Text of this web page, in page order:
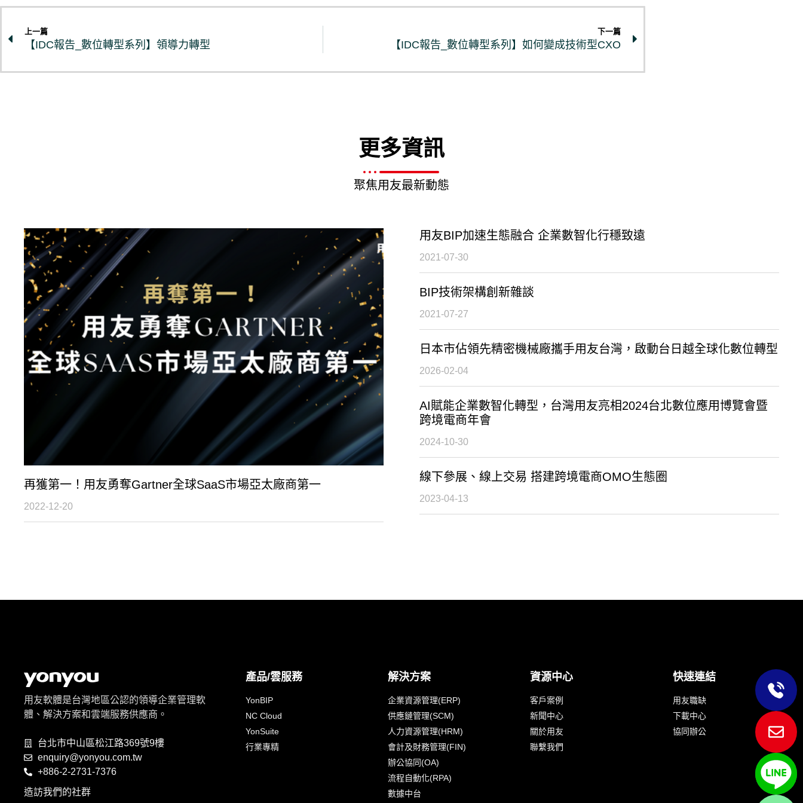
上一篇
【IDC報告_數位轉型系列】領導力轉型
下一篇
【IDC報告_數位轉型系列】如何變成技術型CXO
更多資訊
聚焦用友最新動態
再獲第一！用友勇奪Gartner全球SaaS市場亞太廠商第一
2022-12-20
用友BIP加速生態融合 企業數智化行穩致遠
2021-07-30
BIP技術架構創新雜談
2021-07-27
日本市佔領先精密機械廠攜手用友台灣，啟動台日越全球化數位轉型
2026-02-04
AI賦能企業數智化轉型，台灣用友亮相2024台北數位應用博覽會暨
跨境電商年會
2024-10-30
線下參展、線上交易 搭建跨境電商OMO生態圈
2023-04-13
用友軟體是台灣地區公認的領導企業管理軟
體、解決方案和雲端服務供應商。
台北市中山區松江路369號9樓
enquiry@yonyou.com.tw
+886-2-2731-7376
造訪我們的社群
產品/雲服務
YonBIP
NC Cloud
YonSuite
行業專精
解決方案
企業資源管理(ERP)
供應鏈管理(SCM)
人力資源管理(HRM)
會計及財務管理(FIN)
辦公協同(OA)
流程自動化(RPA)
數據中台
資源中心
客戶案例
新聞中心
關於用友
聯繫我們
快速連結
用友職缺
下載中心
協同辦公